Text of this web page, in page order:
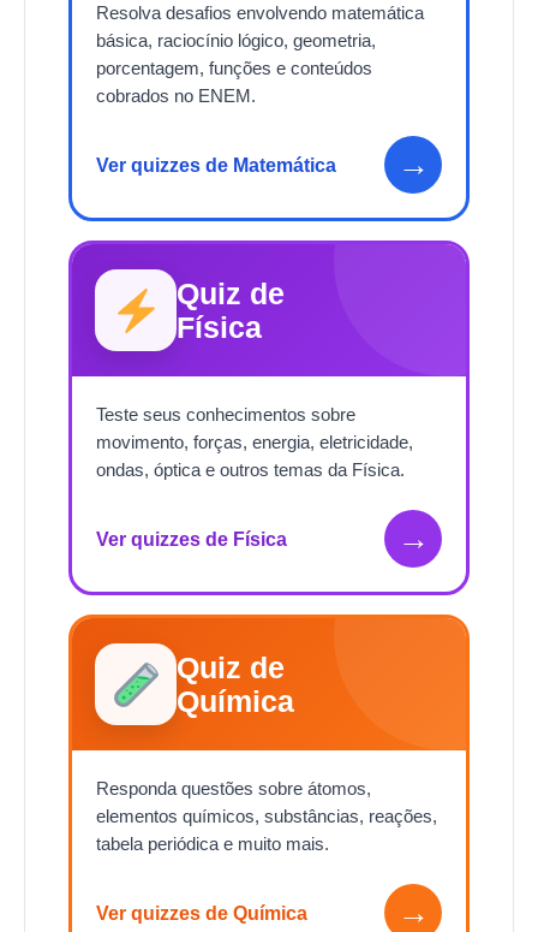
Resolva desafios envolvendo matemática
básica, raciocínio lógico, geometria,
porcentagem, funções e conteúdos
cobrados no ENEM.
Ver quizzes de Matemática →
Quiz de
Física
Teste seus conhecimentos sobre
movimento, forças, energia, eletricidade,
ondas, óptica e outros temas da Física.
Ver quizzes de Física →
Quiz de
Química
Responda questões sobre átomos,
elementos químicos, substâncias, reações,
tabela periódica e muito mais.
Ver quizzes de Química →